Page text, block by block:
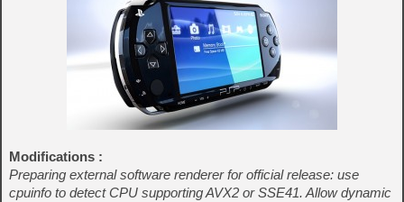
Modifications :
Preparing external software renderer for official release: use
cpuinfo to detect CPU supporting AVX2 or SSE41. Allow dynamic